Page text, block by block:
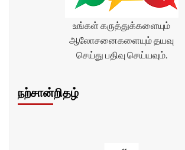
உங்கள் கருத்துக்களையும்
ஆலோசனைகளையும் தயவு
செய்து பதிவு செய்யவும்.
நற்சான்றிதழ்